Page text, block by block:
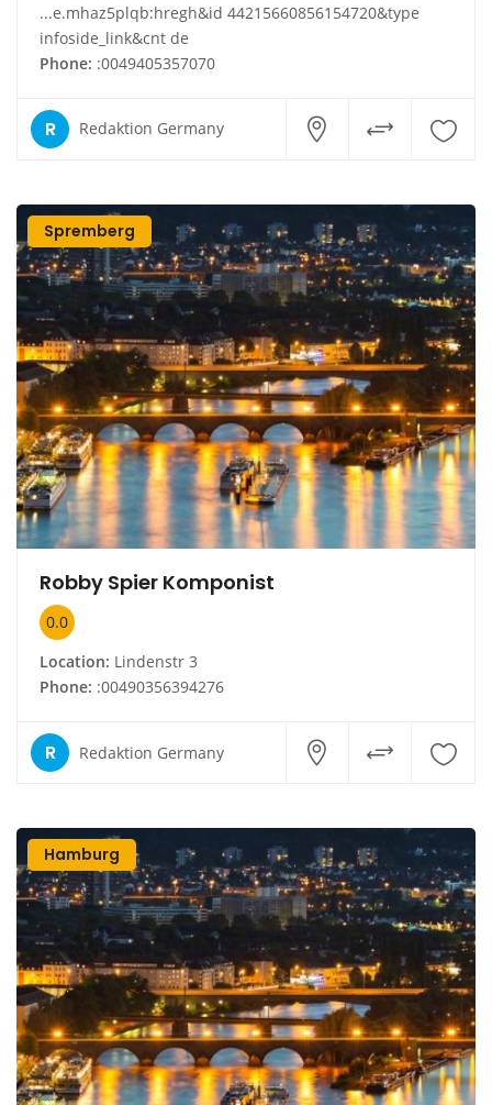
...e.mhaz5plqb:hregh&id 44215660856154720&type
infoside_link&cnt de
Phone: :0049405357070
R Redaktion Germany
Spremberg
Robby Spier Komponist
0.0
Location: Lindenstr 3
Phone: :00490356394276
R Redaktion Germany
Hamburg